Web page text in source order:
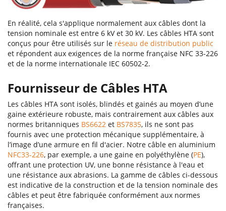
En réalité, cela s'applique normalement aux câbles dont la
tension nominale est entre 6 kV et 30 kV. Les câbles HTA sont
conçus pour être utilisés sur le réseau de distribution public
et répondent aux exigences de la norme française NFC 33-226
et de la norme internationale IEC 60502-2.
Fournisseur de Câbles HTA
Les câbles HTA sont isolés, blindés et gainés au moyen d’une
gaine extérieure robuste, mais contrairement aux câbles aux
normes britanniques BS6622 et BS7835, ils ne sont pas
fournis avec une protection mécanique supplémentaire, à
l’image d’une armure en fil d'acier. Notre câble en aluminium
NFC33-226, par exemple, a une gaine en polyéthylène (PE),
offrant une protection UV, une bonne résistance à l'eau et
une résistance aux abrasions. La gamme de câbles ci-dessous
est indicative de la construction et de la tension nominale des
câbles et peut être fabriquée conformément aux normes
françaises.